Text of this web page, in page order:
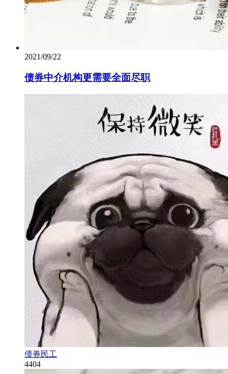
2021/09/22
债券中介机构更需要全面尽职
债券民工
4404